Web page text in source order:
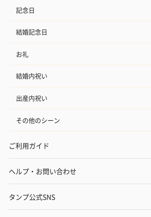
記念日
結婚記念日
お礼
結婚内祝い
出産内祝い
その他のシーン
ご利用ガイド
ヘルプ・お問い合わせ
タンプ公式SNS